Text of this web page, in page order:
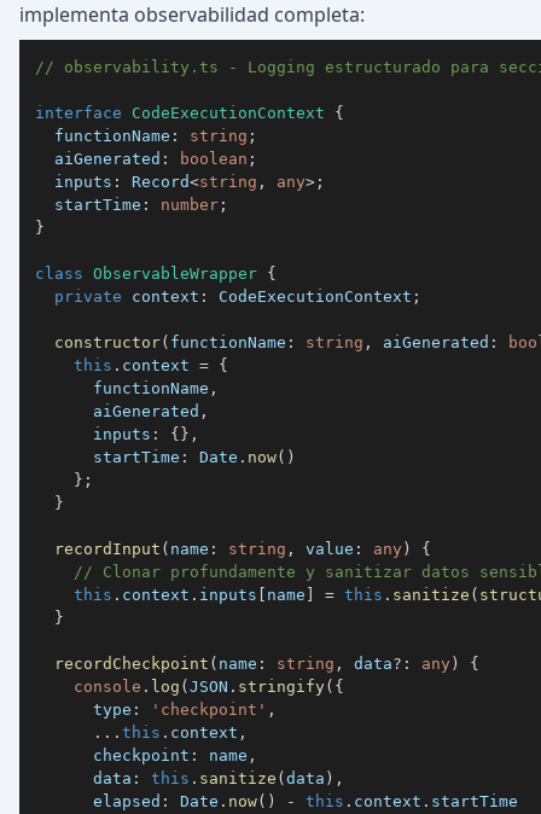
implementa observabilidad completa:
// observability.ts - Logging estructurado para
interface CodeExecutionContext
{
  functionName
: string ;
  aiGenerated
: boolean ;
  inputs
: Record<string , any> ;
  startTime
: number ;
}
class ObservableWrapper {
private context : CodeExecutionContext ;
constructor( functionName : string , aiGenerated :
this . context = {
      functionName
,
      aiGenerated
,
      inputs
: {} ,
      startTime
: Date . now( )
} ;
}
recordInput ( name : string , value : any )
{
// Clonar profundamente y sanitizar datos
this . context . inputs [ name ] = this . sanitize (
}
recordCheckpoint ( name : string , data? : any )
{
console . log (JSON . stringify( {
      type
: 'checkpoint' ,
... this . context ,
      checkpoint
: name ,
      data
: this . sanitize (data ) ,
      elapsed
: Date . now( ) - this . context .